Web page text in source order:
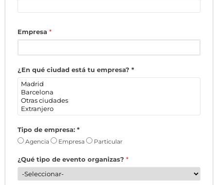
Empresa *
¿En qué ciudad está tu empresa? *
Tipo de empresa: *
Agencia Empresa Particular
¿Qué tipo de evento organizas? *